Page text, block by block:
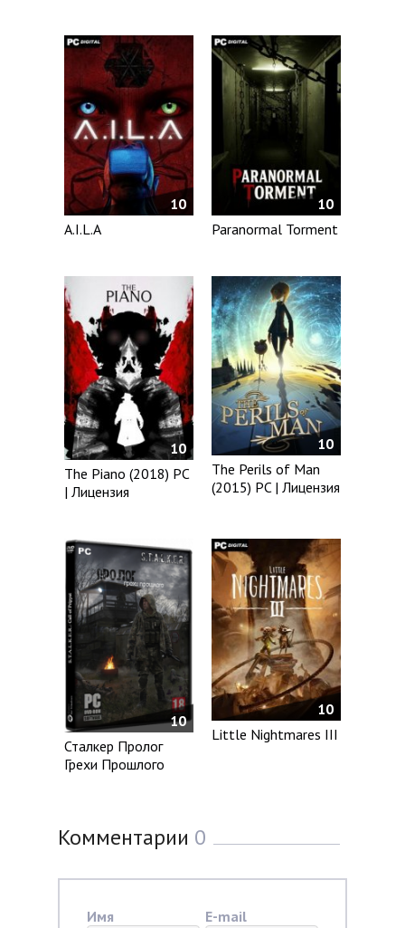
10
A.I.L.A
10
Paranormal Torment
10
The Piano (2018) PC
| Лицензия
10
The Perils of Man
(2015) PC | Лицензия
10
Сталкер Пролог
Грехи Прошлого
10
Little Nightmares III
Комментарии 0
Имя E-mail